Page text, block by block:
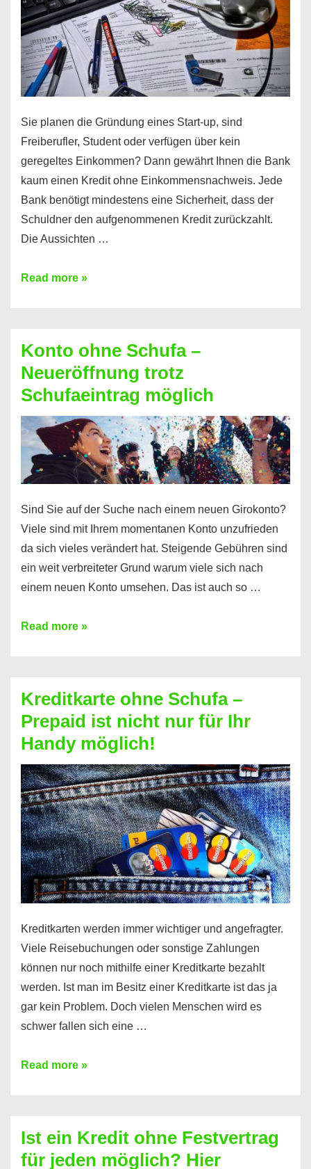
Sie planen die Gründung eines Start-up, sind
Freiberufler, Student oder verfügen über kein
geregeltes Einkommen? Dann gewährt Ihnen die Bank
kaum einen Kredit ohne Einkommensnachweis. Jede
Bank benötigt mindestens eine Sicherheit, dass der
Schuldner den aufgenommenen Kredit zurückzahlt.
Die Aussichten …
Mit
Sie
einen
Kredit
ohne
Einkommensnachweis
Read more »
Konto ohne Schufa –
Neueröffnung trotz
Schufaeintrag möglich
Sind Sie auf der Suche nach einem neuen Girokonto?
Viele sind mit Ihrem momentanen Konto unzufrieden
da sich vieles verändert hat. Steigende Gebühren sind
ein weit verbreiteter Grund warum viele sich nach
einem neuen Konto umsehen. Das ist auch so …
Konto
Neueröffnung
trotz
Schufaeintrag
möglich
Read more »
Kreditkarte ohne Schufa –
Prepaid ist nicht nur für Ihr
Handy möglich!
Kreditkarten werden immer wichtiger und angefragter.
Viele Reisebuchungen oder sonstige Zahlungen
können nur noch mithilfe einer Kreditkarte bezahlt
werden. Ist man im Besitz einer Kreditkarte ist das ja
gar kein Problem. Doch vielen Menschen wird es
schwer fallen sich eine …
Kreditkarte
Prepaid
ist
Read more »
Ist ein Kredit ohne Festvertrag
für jeden möglich? Hier